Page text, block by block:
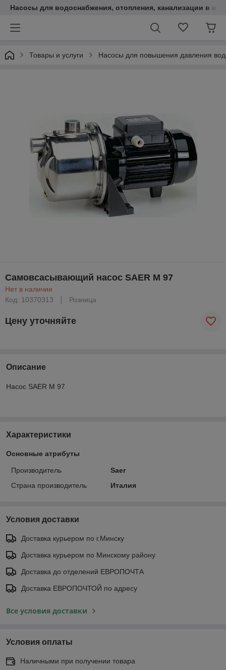
Насосы для водоснабжения, отопления, канализации в
Товары и услуги Насосы для повышения давления
Самовсасывающий насос SAER M 97
Нет в наличии
Код: 10370313
Розница
Цену уточняйте
Описание
Насос SAER M 97
Характеристики
Основные атрибуты
Производитель
Saer
Страна производитель
Италия
Условия доставки
Доставка курьером по г.Минску
Доставка курьером по Минскому району
Доставка до отделений ЕВРОПОЧТА
Доставка ЕВРОПОЧТОЙ по адресу
Все условия доставки
Условия оплаты
Наличными при получении товара